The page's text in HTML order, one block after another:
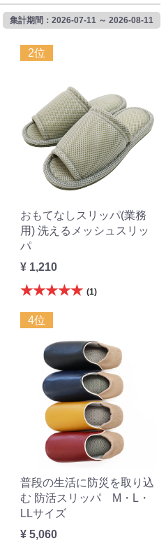
集計期間：2026-07-11 ～ 2026-08-11
2位
おもてなしスリッパ(業務
用) 洗えるメッシュスリッ
パ
¥ 1,210
★★★★★ (1)
4位
普段の生活に防災を取り込
む 防活スリッパ M・L・
LLサイズ
¥ 5,060